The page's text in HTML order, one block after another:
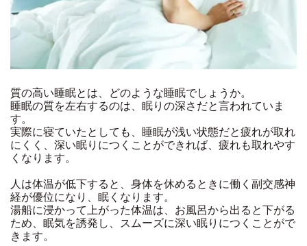
質の高い睡眠とは、どのような睡眠でしょうか。
睡眠の質を左右するのは、眠りの深さだと言われていま
す。
実際に寝ていたとしても、睡眠が浅い状態だと疲れが取れ
にくく、深い眠りにつくことができれば、疲れも取れやす
くなります。
人は体温が低下すると、身体を休めるときに働く副交感神
経が優位になり、眠くなります。
湯船に浸かって上がった体温は、お風呂から出ると下がる
ため、眠気を誘発し、スムーズに深い眠りにつくことがで
きます。